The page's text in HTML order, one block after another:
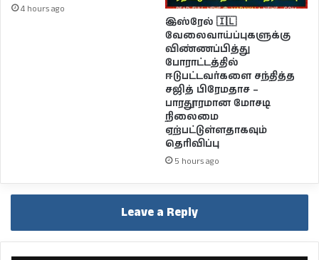
4 hours ago
இஸ்ரேல் 🇮🇱
வேலைவாய்ப்புகளுக்கு
விண்ணப்பித்து
போராட்டத்தில்
ஈடுபட்டவர்களை சந்தித்த
சஜித் பிரேமதாச –
பாரதூரமான மோசடி
நிலைமை
ஏற்பட்டுள்ளதாகவும்
தெரிவிப்பு
5 hours ago
Leave a Reply